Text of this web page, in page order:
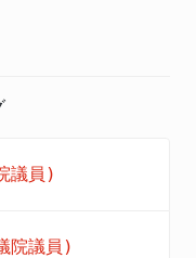
議員)
院議員)